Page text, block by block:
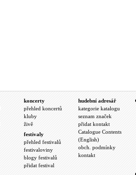
koncerty
přehled koncertů
kluby
živě
festivaly
přehled festivalů
festivaloviny
blogy festivalů
přidat festival
hudební adresář
kategorie katalogu
seznam značek
přidat kontakt
Catalogue Contents
(English)
obch. podmínky
kontakt